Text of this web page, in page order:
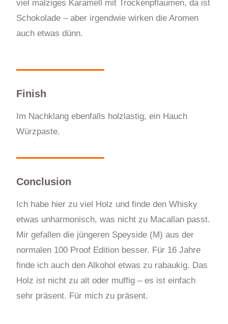
viel malziges Karamell mit Trockenpflaumen, da ist
Schokolade – aber irgendwie wirken die Aromen
auch etwas dünn.
Finish
Im Nachklang ebenfalls holzlastig, ein Hauch
Würzpaste.
Conclusion
Ich habe hier zu viel Holz und finde den Whisky
etwas unharmonisch, was nicht zu Macallan passt.
Mir gefallen die jüngeren Speyside (M) aus der
normalen 100 Proof Edition besser. Für 16 Jahre
finde ich auch den Alkohol etwas zu rabaukig. Das
Holz ist nicht zu alt oder muffig – es ist einfach
sehr präsent. Für mich zu präsent.